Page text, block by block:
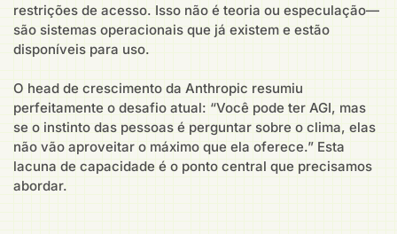
restrições de acesso. Isso não é teoria ou especulação—
são sistemas operacionais que já existem e estão
disponíveis para uso.
O head de crescimento da Anthropic resumiu
perfeitamente o desafio atual: “Você pode ter AGI, mas
se o instinto das pessoas é perguntar sobre o clima, elas
não vão aproveitar o máximo que ela oferece.” Esta
lacuna de capacidade é o ponto central que precisamos
abordar.